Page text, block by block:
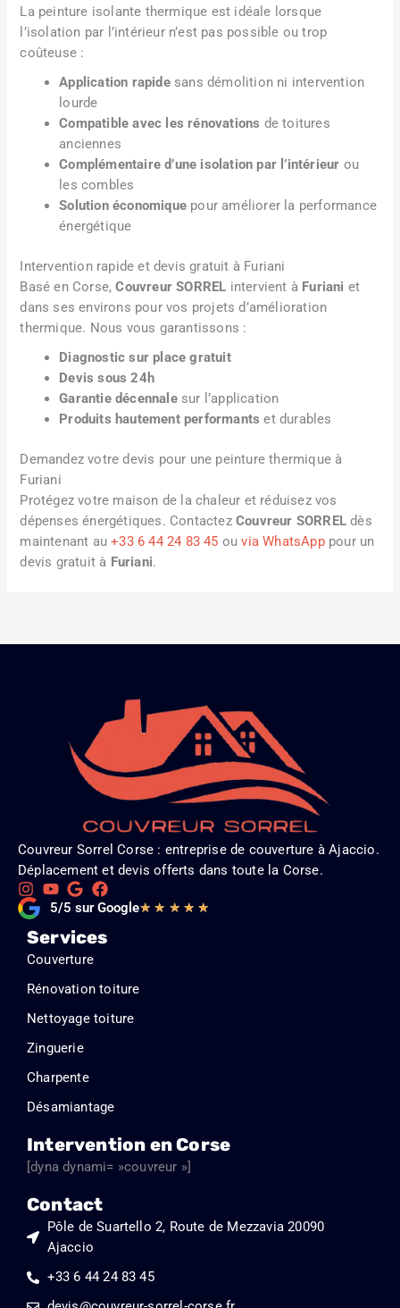
La peinture isolante thermique est idéale lorsque
l’isolation par l’intérieur n’est pas possible ou trop
coûteuse :
Application rapidesans démolition ni intervention
lourde
Compatible avec les rénovations de toitures
anciennes
Complémentaire d’une isolation par l’intérieur ou
les combles
Solution économique pour améliorer la performance
énergétique
Intervention rapide et devis gratuit à Furiani
Basé en Corse,Couvreur SORREL intervient à Furiani et
dans ses environs pour vos projets d’amélioration
thermique. Nous vous garantissons :
Diagnostic sur place gratuit
Devis sous 24h
Garantie décennalesur l’application
Produits hautement performants et durables
Demandez votre devis pour une peinture thermique à
Furiani
Protégez votre maison de la chaleur et réduisez vos
dépenses énergétiques. ContactezCouvreur SORREL dès
maintenant au+33 6 44 24 83 45 ouvia WhatsApppour un
devis gratuit à Furiani.
Couvreur Sorrel Corse : entreprise de couverture à Ajaccio.
Déplacement et devis offerts dans toute la Corse.
5/5 sur Google★ ★ ★ ★ ★Noté
Services
Couverture
Rénovation toiture
Nettoyage toiture
Zinguerie
Charpente
Désamiantage
Intervention en Corse
[dyna dynami= »couvreur »]
Contact
Pôle de Suartello 2, Route de Mezzavia 20090
Ajaccio
+33 6 44 24 83 45